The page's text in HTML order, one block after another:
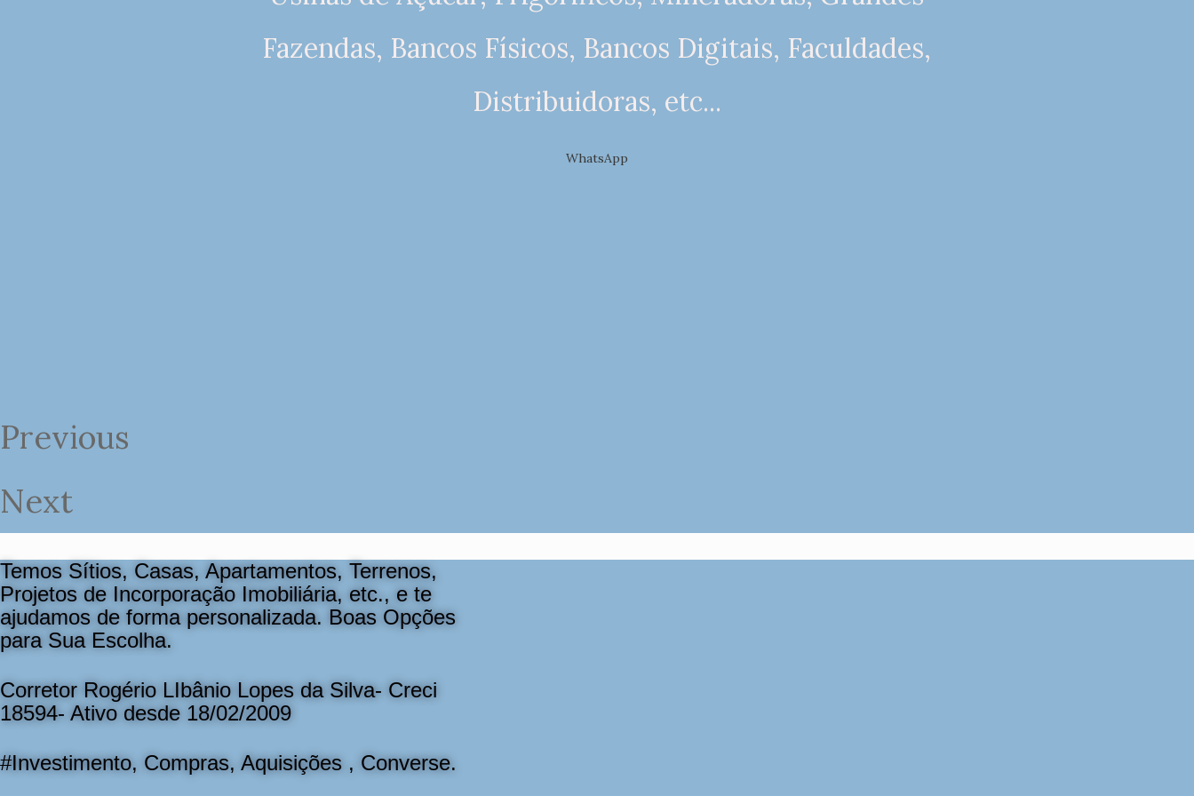
Fazendas, Bancos Físicos, Bancos Digitais, Faculdades,
Distribuidoras, etc...
WhatsApp
Previous
Next
Temos Sítios, Casas, Apartamentos, Terrenos,
Projetos de Incorporação Imobiliária, etc., e te
ajudamos de forma personalizada. Boas Opções
para Sua Escolha.
Corretor Rogério LIbânio Lopes da Silva- Creci
18594- Ativo desde 18/02/2009
#Investimento, Compras, Aquisições , Converse.